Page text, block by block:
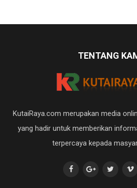
TENTANG
KutaiRaya.com merupakan media
yang hadir untuk memberikan
terpercaya kepada